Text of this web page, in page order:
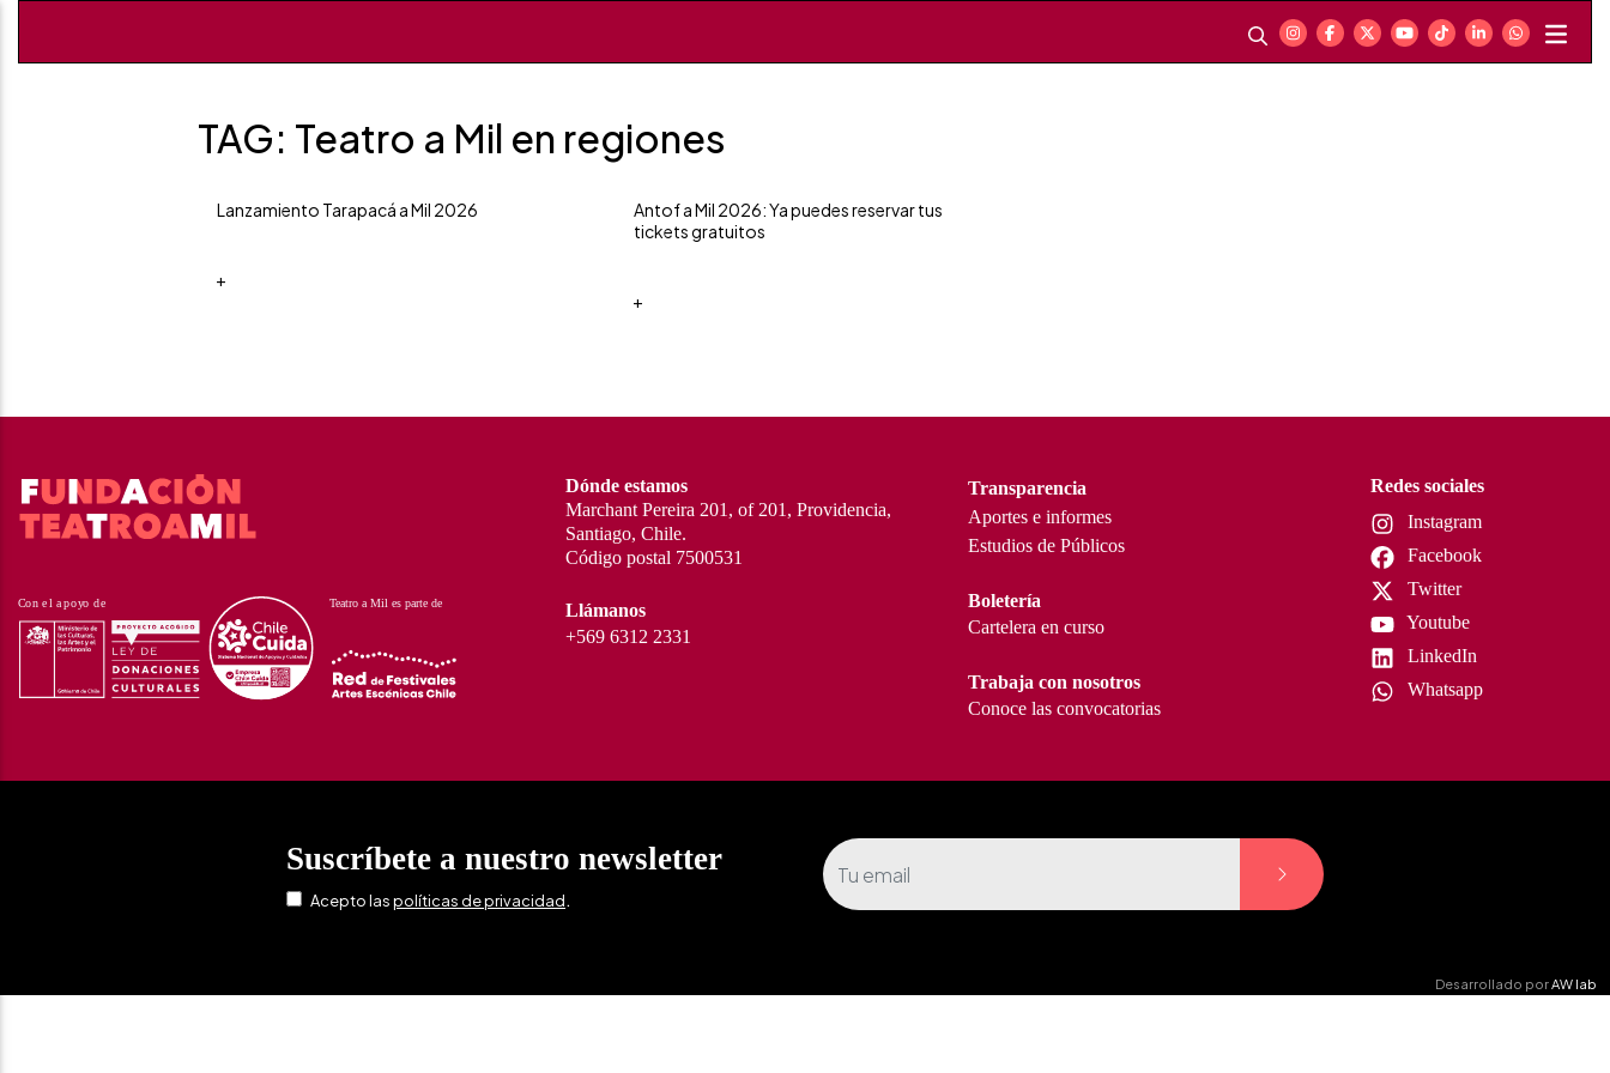
TAG: Teatro a Mil en regiones
Lanzamiento Tarapacá a Mil 2026
+
Antof a Mil 2026: Ya puedes reservar tus
tickets gratuitos
+
Dónde estamos
Marchant Pereira 201, of 201, Providencia,
Santiago, Chile.
Código postal 7500531
Llámanos
+569 6312 2331
Transparencia
Aportes e informes
Estudios de Públicos
Boletería
Cartelera en curso
Trabaja con nosotros
Conoce las convocatorias
Redes sociales
Instagram
Facebook
Twitter
Youtube
LinkedIn
Whatsapp
Suscríbete a nuestro newsletter
Acepto laspolíticas de privacidad.
Desarrollado porAW lab